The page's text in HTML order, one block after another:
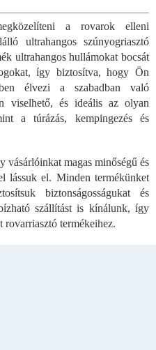
a rovarok elleni
ultrahangos szúnyogriasztó
ultrahangos hullámokat bocsát
így biztosítva, hogy Ön
élvezi a szabadban való
viselhető, és ideális az olyan
a túrázás, kempingezés és
vásárlóinkat magas minőségű és
lássuk el. Minden termékünket
biztonságosságukat és
szállítást is kínálunk, így
rovarriasztó termékeihez.